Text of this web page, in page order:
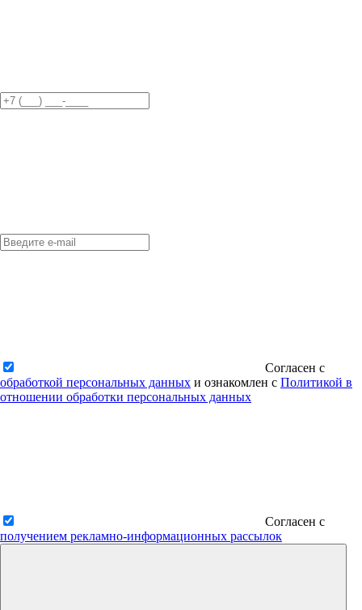
Согласен с
обработкой персональных данных и ознакомлен с Политикой в
отношении обработки персональных данных
Согласен с
получением рекламно-информационных рассылок